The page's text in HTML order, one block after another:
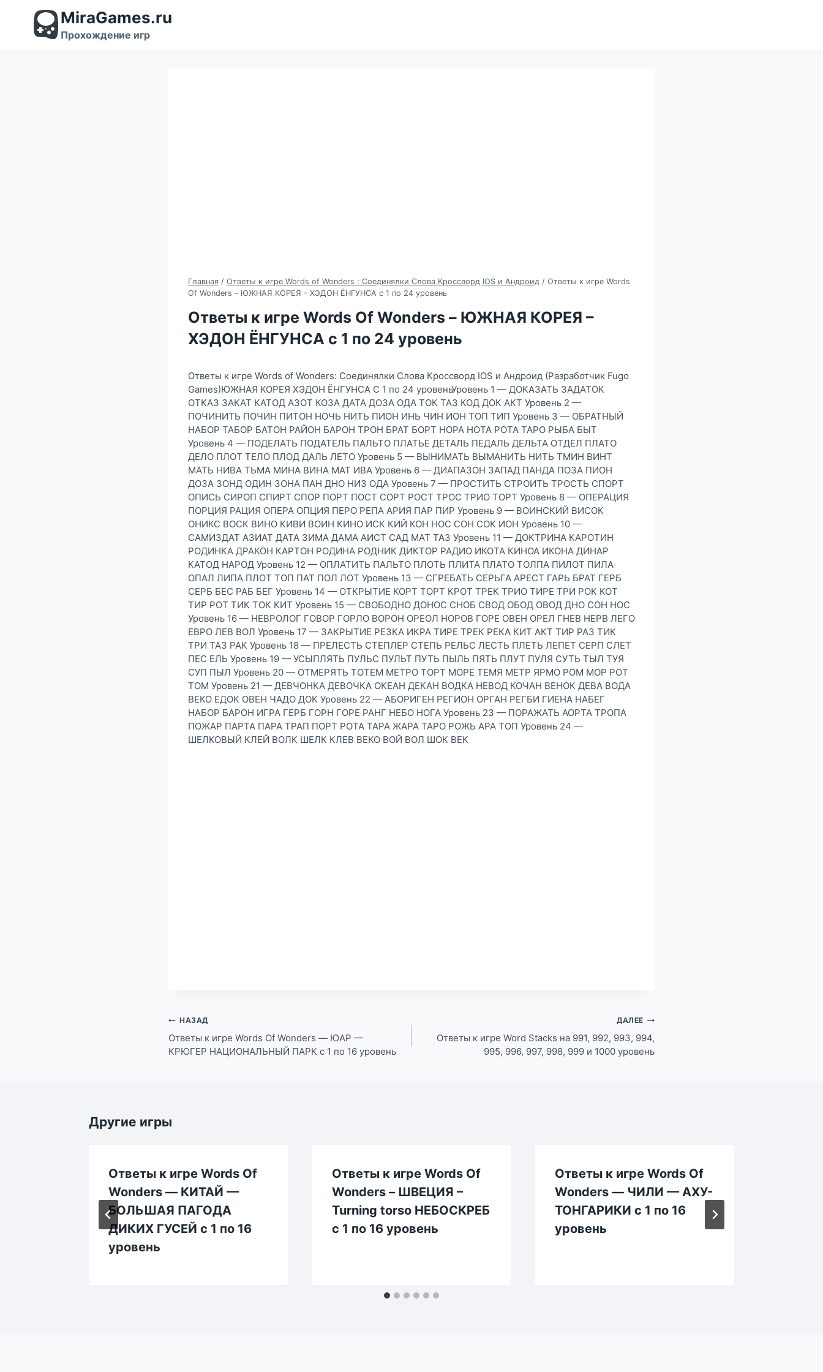
содержимому
MiraGames.ru
Прохождение игр
Главная / Ответы к игре Words of Wonders : Соединялки Слова Кроссворд IOS и Андроид / Ответы к игре Words
Of Wonders – ЮЖНАЯ КОРЕЯ – ХЭДОН ЁНГУНСА с 1 по 24 уровень
Ответы к игре Words Of Wonders – ЮЖНАЯ КОРЕЯ –
ХЭДОН ЁНГУНСА с 1 по 24 уровень
Ответы к игре Words of Wonders: Соединялки Слова Кроссворд IOS и Андроид (Разработчик Fugo
Games)ЮЖНАЯ КОРЕЯ ХЭДОН ЁНГУНСА С 1 по 24 уровеньУровень 1 — ДОКАЗАТЬ ЗАДАТОК
ОТКАЗ ЗАКАТ КАТОД АЗОТ КОЗА ДАТА ДОЗА ОДА ТОК ТАЗ КОД ДОК АКТ Уровень 2 —
ПОЧИНИТЬ ПОЧИН ПИТОН НОЧЬ НИТЬ ПИОН ИНЬ ЧИН ИОН ТОП ТИП Уровень 3 — ОБРАТНЫЙ
НАБОР ТАБОР БАТОН РАЙОН БАРОН ТРОН БРАТ БОРТ НОРА НОТА РОТА ТАРО РЫБА БЫТ
Уровень 4 — ПОДЕЛАТЬ ПОДАТЕЛЬ ПАЛЬТО ПЛАТЬЕ ДЕТАЛЬ ПЕДАЛЬ ДЕЛЬТА ОТДЕЛ ПЛАТО
ДЕЛО ПЛОТ ТЕЛО ПЛОД ДАЛЬ ЛЕТО Уровень 5 — ВЫНИМАТЬ ВЫМАНИТЬ НИТЬ ТМИН ВИНТ
МАТЬ НИВА ТЬМА МИНА ВИНА МАТ ИВА Уровень 6 — ДИАПАЗОН ЗАПАД ПАНДА ПОЗА ПИОН
ДОЗА ЗОНД ОДИН ЗОНА ПАН ДНО НИЗ ОДА Уровень 7 — ПРОСТИТЬ СТРОИТЬ ТРОСТЬ СПОРТ
ОПИСЬ СИРОП СПИРТ СПОР ПОРТ ПОСТ СОРТ РОСТ ТРОС ТРИО ТОРТ Уровень 8 — ОПЕРАЦИЯ
ПОРЦИЯ РАЦИЯ ОПЕРА ОПЦИЯ ПЕРО РЕПА АРИЯ ПАР ПИР Уровень 9 — ВОИНСКИЙ ВИСОК
ОНИКС ВОСК ВИНО КИВИ ВОИН КИНО ИСК КИЙ КОН НОС СОН СОК ИОН Уровень 10 —
САМИЗДАТ АЗИАТ ДАТА ЗИМА ДАМА АИСТ САД МАТ ТАЗ Уровень 11 — ДОКТРИНА КАРОТИН
РОДИНКА ДРАКОН КАРТОН РОДИНА РОДНИК ДИКТОР РАДИО ИКОТА КИНОА ИКОНА ДИНАР
КАТОД НАРОД Уровень 12 — ОПЛАТИТЬ ПАЛЬТО ПЛОТЬ ПЛИТА ПЛАТО ТОЛПА ПИЛОТ ПИЛА
ОПАЛ ЛИПА ПЛОТ ТОП ПАТ ПОЛ ЛОТ Уровень 13 — СГРЕБАТЬ СЕРЬГА АРЕСТ ГАРЬ БРАТ ГЕРБ
СЕРБ БЕС РАБ БЕГ Уровень 14 — ОТКРЫТИЕ КОРТ ТОРТ КРОТ ТРЕК ТРИО ТИРЕ ТРИ РОК КОТ
ТИР РОТ ТИК ТОК КИТ Уровень 15 — СВОБОДНО ДОНОС СНОБ СВОД ОБОД ОВОД ДНО СОН НОС
Уровень 16 — НЕВРОЛОГ ГОВОР ГОРЛО ВОРОН ОРЕОЛ НОРОВ ГОРЕ ОВЕН ОРЕЛ ГНЕВ НЕРВ ЛЕГО
ЕВРО ЛЕВ ВОЛ Уровень 17 — ЗАКРЫТИЕ РЕЗКА ИКРА ТИРЕ ТРЕК РЕКА КИТ АКТ ТИР РАЗ ТИК
ТРИ ТАЗ РАК Уровень 18 — ПРЕЛЕСТЬ СТЕПЛЕР СТЕПЬ РЕЛЬС ЛЕСТЬ ПЛЕТЬ ЛЕПЕТ СЕРП СЛЕТ
ПЕС ЕЛЬ Уровень 19 — УСЫПЛЯТЬ ПУЛЬС ПУЛЬТ ПУТЬ ПЫЛЬ ПЯТЬ ПЛУТ ПУЛЯ СУТЬ ТЫЛ ТУЯ
СУП ПЫЛ Уровень 20 — ОТМЕРЯТЬ ТОТЕМ МЕТРО ТОРТ МОРЕ ТЕМЯ МЕТР ЯРМО РОМ МОР РОТ
ТОМ Уровень 21 — ДЕВЧОНКА ДЕВОЧКА ОКЕАН ДЕКАН ВОДКА НЕВОД КОЧАН ВЕНОК ДЕВА ВОДА
ВЕКО ЕДОК ОВЕН ЧАДО ДОК Уровень 22 — АБОРИГЕН РЕГИОН ОРГАН РЕГБИ ГИЕНА НАБЕГ
НАБОР БАРОН ИГРА ГЕРБ ГОРН ГОРЕ РАНГ НЕБО НОГА Уровень 23 — ПОРАЖАТЬ АОРТА ТРОПА
ПОЖАР ПАРТА ПАРА ТРАП ПОРТ РОТА ТАРА ЖАРА ТАРО РОЖЬ АРА ТОП Уровень 24 —
ШЕЛКОВЫЙ КЛЕЙ ВОЛК ШЕЛК КЛЕВ ВЕКО ВОЙ ВОЛ ШОК ВЕК
Навигация
по
записям
НАЗАД
Ответы к игре Words Of Wonders — ЮАР —
КРЮГЕР НАЦИОНАЛЬНЫЙ ПАРК с 1 по 16 уровень
ДАЛЕЕ
Ответы к игре Word Stacks на 991, 992, 993, 994,
995, 996, 997, 998, 999 и 1000 уровень
Другие игры
Ответы к игре Words Of
Wonders — КИТАЙ —
БОЛЬШАЯ ПАГОДА
ДИКИХ ГУСЕЙ с 1 по 16
уровень
Ответы к игре Words Of
Wonders – ШВЕЦИЯ –
Turning torso НЕБОСКРЕБ
с 1 по 16 уровень
Ответы к игре Words Of
Wonders — ЧИЛИ — АХУ-
ТОНГАРИКИ с 1 по 16
уровень